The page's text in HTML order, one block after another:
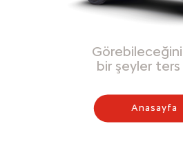
bir şeyler
Anasayfa